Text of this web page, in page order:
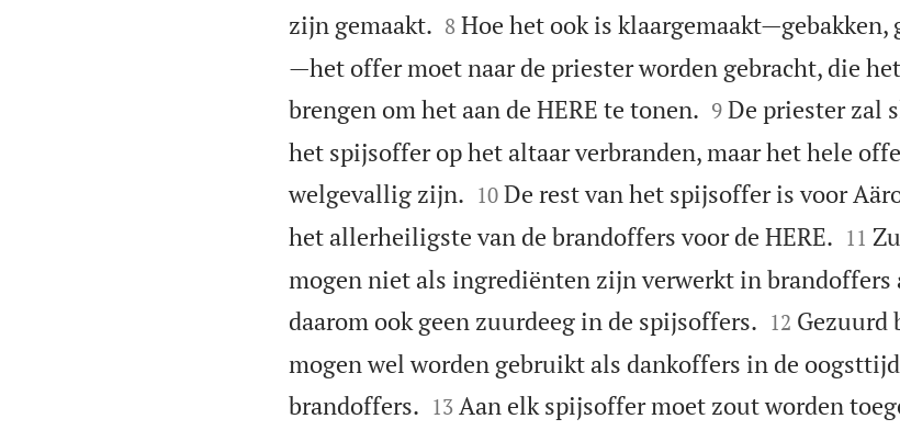
zijn gemaakt.
8 Hoe het ook is klaargemaakt—gebakken,
—het offer moet naar de priester worden gebracht, die
brengen om het aan de HERE te tonen.
9 De priester zal
het spijsoffer op het altaar verbranden, maar het hele
welgevallig zijn.
10 De rest van het spijsoffer is voor
het allerheiligste van de brandoffers voor de HERE.
11
mogen niet als ingrediënten zijn verwerkt in brandoffers
daarom ook geen zuurdeeg in de spijsoffers.
12 Gezuurd
mogen wel worden gebruikt als dankoffers in de
brandoffers.
13 Aan elk spijsoffer moet zout worden